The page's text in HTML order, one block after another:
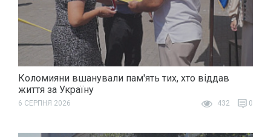
Коломияни вшанували пам'ять тих, хто віддав
життя за Україну
6 СЕРПНЯ 2026 432 0